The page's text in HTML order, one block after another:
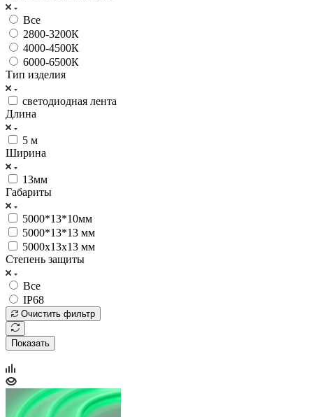
Все
2800-3200К
4000-4500К
6000-6500К
Тип изделия
светодиодная лента
Длина
5 м
Ширина
13мм
Габариты
5000*13*10мм
5000*13*13 мм
5000х13х13 мм
Степень защиты
Все
IP68
Очистить фильтр
Показать